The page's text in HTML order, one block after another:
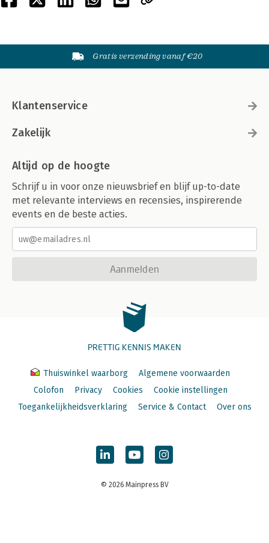
Gratis verzending vanaf €20
Klantenservice
Zakelijk
Altijd op de hoogte
Schrijf u in voor onze nieuwsbrief en blijf up-to-date
met relevante interviews en recensies, inspirerende
events en de beste acties.
Aanmelden
PRETTIG KENNIS MAKEN
Thuiswinkel waarborg
Algemene voorwaarden
Colofon
Privacy Cookies
Cookie instellingen
Toegankelijkheidsverklaring
Service & Contact Over ons
© 2026 Mainpress BV